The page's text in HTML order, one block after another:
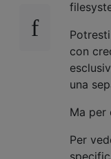
con
una
Ma per
Per